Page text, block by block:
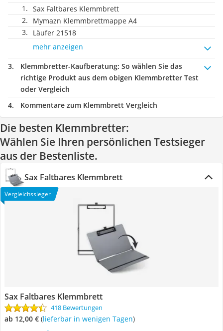
Sax Faltbares Klemmbrett
Mymazn Klemmbrettmappe A4
Läufer 21518
mehr anzeigen
Klemmbretter-Kaufberatung: So wählen Sie das
richtige Produkt aus dem obigen Klemmbretter Test
oder Vergleich
Kommentare zum Klemmbrett Vergleich
Die besten Klemmbretter:
Wählen Sie Ihren persönlichen Testsieger
aus der Bestenliste.
Sax Faltbares Klemmbrett
Vergleichssieger
Sax Faltbares Klemmbrett
418 Bewertungen
ab 12,00 € ( Lieferbar in wenigen Tagen)